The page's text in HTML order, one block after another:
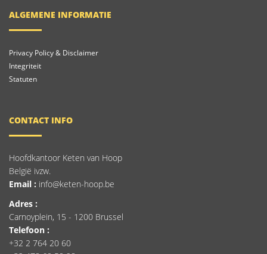
ALGEMENE INFORMATIE
Privacy Policy & Disclaimer
Integriteit
Statuten
CONTACT INFO
Hoofdkantoor Keten van Hoop
België ivzw.
Email : info@keten-hoop.be
Adres :
Carnoyplein, 15 - 1200 Brussel
Telefoon :
+32 2 764 20 60